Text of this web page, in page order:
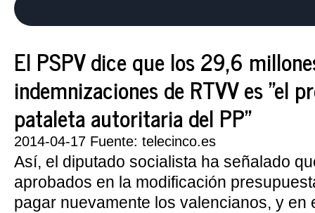
El PSPV dice que los 29,6
indemnizaciones de RTVV es "el
pataleta autoritaria del PP"
2014-04-17 Fuente: telecinco.es
Así, el diputado socialista ha señalado
aprobados en la modificación
pagar nuevamente los valencianos, y en